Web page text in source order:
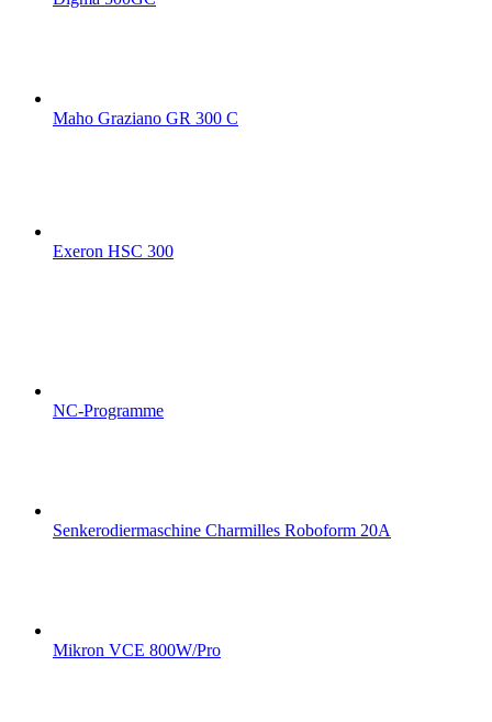
Maho Graziano GR 300 C
Exeron HSC 300
NC-Programme
Senkerodiermaschine Charmilles Roboform 20A
Mikron VCE 800W/Pro